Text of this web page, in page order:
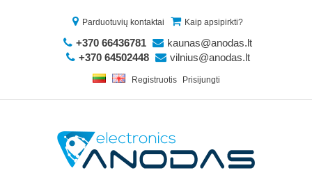
Parduotuvių kontaktai Kaip apsipirkti?
+370 66436781
kaunas@anodas.lt
+370 64502448
vilnius@anodas.lt
Registruotis Prisijungti